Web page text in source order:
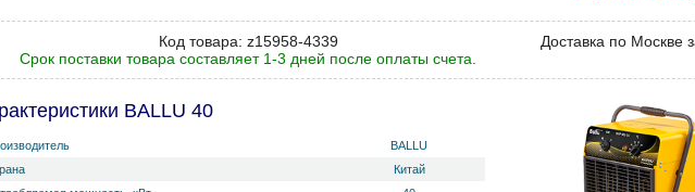
Код товара: z15958-4339
Срок поставки товара составляет 1-3 дней после оплаты счета.
Доставка по Москве
BALLU 40
BALLU
Китай